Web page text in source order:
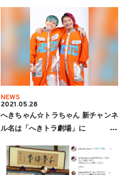
NEWS
2021.05.28
へきちゃん☆トラちゃん 新チャンネ
ル名は「へきトラ劇場」に